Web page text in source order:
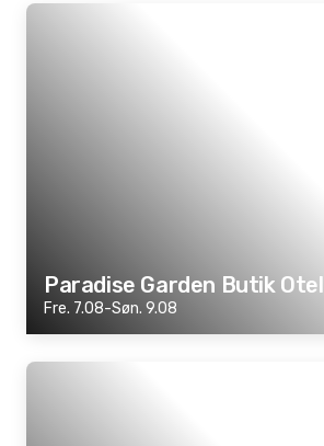
Paradise Garden Butik Otel
Fre. 7.08-Søn. 9.08